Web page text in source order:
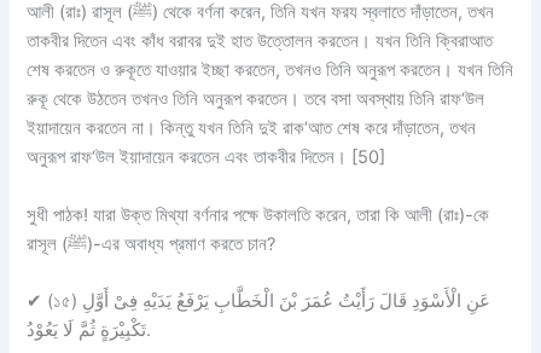
আলী (রাঃ) রাসূল (ﷺ) থেকে বর্ণনা করেন, তিনি যখন ফরয স্বলাতে দাঁড়াতেন, তখন
তাকবীর দিতেন এবং কাঁধ বরাবর দুই হাত উত্তোলন করতেন। যখন তিনি ক্বিরাআত
শেষ করতেন ও রুকূতে যাওয়ার ইচ্ছা করতেন, তখনও তিনি অনুরূপ করতেন। যখন তিনি
রুকূ থেকে উঠতেন তখনও তিনি অনুরূপ করতেন। তবে বসা অবস্থায় তিনি রাফ‘উল
ইয়াদায়েন করতেন না। কিন্তু যখন তিনি দুই রাক‘আত শেষ করে দাঁড়াতেন, তখন
অনুরূপ রাফ‘উল ইয়াদায়েন করতেন এবং তাকবীর দিতেন। [50]
সুধী পাঠক!যারা উক্ত মিথ্যা বর্ণনার পক্ষে উকালতি করেন, তারা কি আলী (রাঃ)-কে
রাসূল (ﷺ)-এর অবাধ্য প্রমাণ করতে চান?
✔ (১৫) عَنِ الْأَسْوَدِ قَالَ رَأَيْتُ عُمَرَ بْنَ الْخَطَّابِ يَرْفَعُ يَدَيْهِ فِىْ أَوَّلِ
تَكْبِيْرَةٍ ثُمَّ لَا يَعُوْدُ.